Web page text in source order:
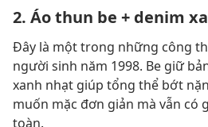
2. Áo thun be + denim
Đây là một trong những công
người sinh năm 1998. Be giữ
xanh nhạt giúp tổng thể bớt
muốn mặc đơn giản mà vẫn có
toàn.